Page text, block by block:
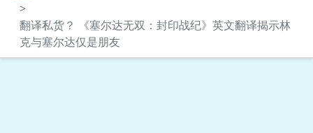
>
翻译私货？ 《塞尔达无双：封印战纪》英文翻译揭示林
克与塞尔达仅是朋友